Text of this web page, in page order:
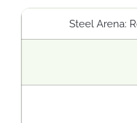
Steel Arena: